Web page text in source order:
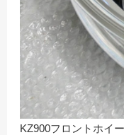
KZ900フロントホイ